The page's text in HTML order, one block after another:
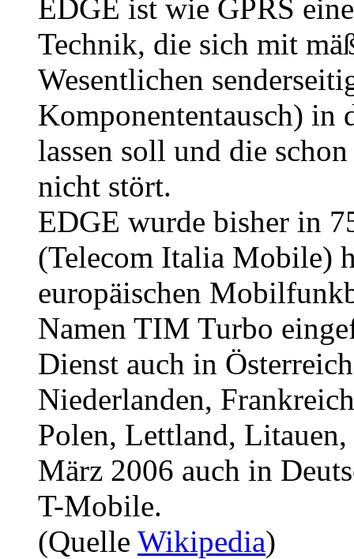
EDGE ist wie GPRS
Technik, die sich mit
Wesentlichen
Komponententausch) in
lassen soll und die
nicht stört.
EDGE wurde bisher in
(Telecom Italia Mobile)
europäischen
Namen TIM Turbo
Dienst auch in
Niederlanden,
Polen, Lettland,
März 2006 auch in
T-Mobile.
(Quelle Wikipedia)